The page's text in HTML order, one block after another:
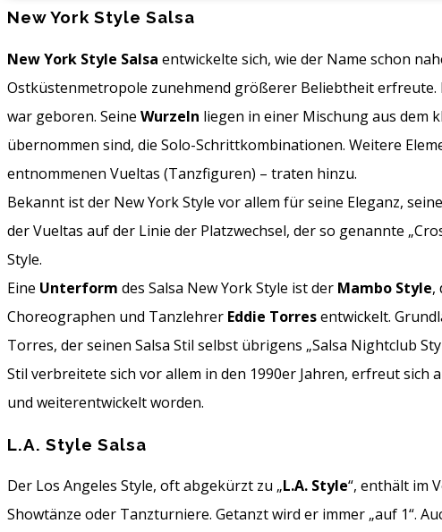
New York Style Salsa
New York Style Salsa entwickelte sich, wie der Name schon
Ostküstenmetropole zunehmend größerer Beliebtheit erfreute.
war geboren. Seine Wurzeln liegen in einer Mischung aus dem
übernommen sind, die Solo-Schrittkombinationen. Weitere
entnommenen Vueltas (Tanzfiguren) – traten hinzu.
Bekannt ist der New York Style vor allem für seine Eleganz,
der Vueltas auf der Linie der Platzwechsel, der so genannte
Style.
Eine Unterform des Salsa New York Style ist der Mambo Style,
Choreographen und Tanzlehrer Eddie Torresentwickelt.
Torres, der seinen Salsa Stil selbst übrigens „Salsa Nightclub
Stil verbreitete sich vor allem in den 1990er Jahren, erfreut
und weiterentwickelt worden.
L.A. Style Salsa
Der Los Angeles Style, oft abgekürzt zu „L.A. Style“, enthält im
Showtänze oder Tanzturniere. Getanzt wird er immer „auf 1“.